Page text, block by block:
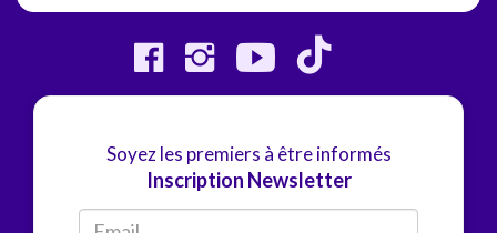
Soyez les premiers à être informés
Inscription Newsletter